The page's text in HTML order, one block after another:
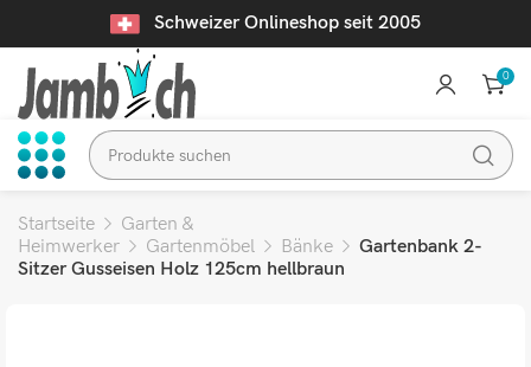
Schweizer Onlineshop seit 2005
0
Startseite
Garten &
Heimwerker
Gartenmöbel Bänke
Gartenbank 2-
Sitzer Gusseisen Holz 125cm hellbraun